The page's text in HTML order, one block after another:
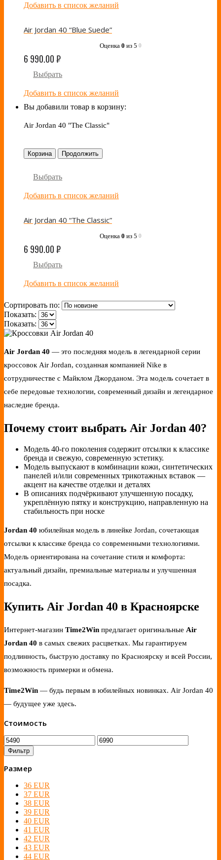
Добавить в список желаний
Air Jordan 40 “Blue Suede”
Оценка 0 из 5 0
6 990.00₽
Выбрать
Добавить в список желаний
Вы добавили товар в корзину:
Air Jordan 40 "The Classic"
Корзина Продолжить
Выбрать
Добавить в список желаний
Air Jordan 40 “The Classic”
Оценка 0 из 5 0
6 990.00₽
Выбрать
Добавить в список желаний
Сортировать по:
Показать:
Показать:
Air Jordan 40 — это последняя модель в легендарной серии
кроссовок Air Jordan, созданная компанией Nike в
сотрудничестве с Майклом Джорданом. Эта модель сочетает в
себе передовые технологии, современный дизайн и легендарное
наследие бренда.
Почему стоит выбрать Air Jordan 40?
Модель 40‑го поколения содержит отсылки к классике
бренда и свежую, современную эстетику.
Модель выпускают в комбинации кожи, синтетических
панелей и/или современных трикотажных вставок —
акцент на качестве отделки и деталях
В описаниях подчёркивают улучшенную посадку,
укреплённую пятку и конструкцию, направленную на
стабильность при носке
Jordan 40 юбилейная модель в линейке Jordan, сочетающая
отсылки к классике бренда со современными технологиями.
Модель ориентирована на сочетание стиля и комфорта:
актуальный дизайн, премиальные материалы и улучшенная
посадка.
Купить Air Jordan 40 в Красноярске
Интернет-магазин Time2Win предлагает оригинальные Air
Jordan 40 в самых свежих расцветках. Мы гарантируем
подлинность, быструю доставку по Красноярску и всей России,
возможность примерки и обмена.
Time2Win — будь первым в юбилейных новинках. Air Jordan 40
— будущее уже здесь.
Стоимость
Фильтр
Размер
36 EUR
37 EUR
38 EUR
39 EUR
40 EUR
41 EUR
42 EUR
43 EUR
44 EUR